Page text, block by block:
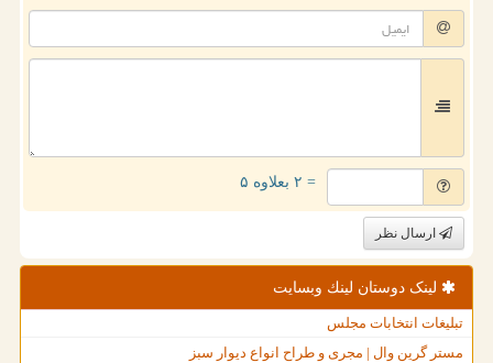
= ۲ بعلاوه ۵
ارسال نظر
لینک دوستان لینك وبسایت
تبلیغات انتخابات مجلس
مستر گرین وال | مجری و طراح انواع دیوار سبز